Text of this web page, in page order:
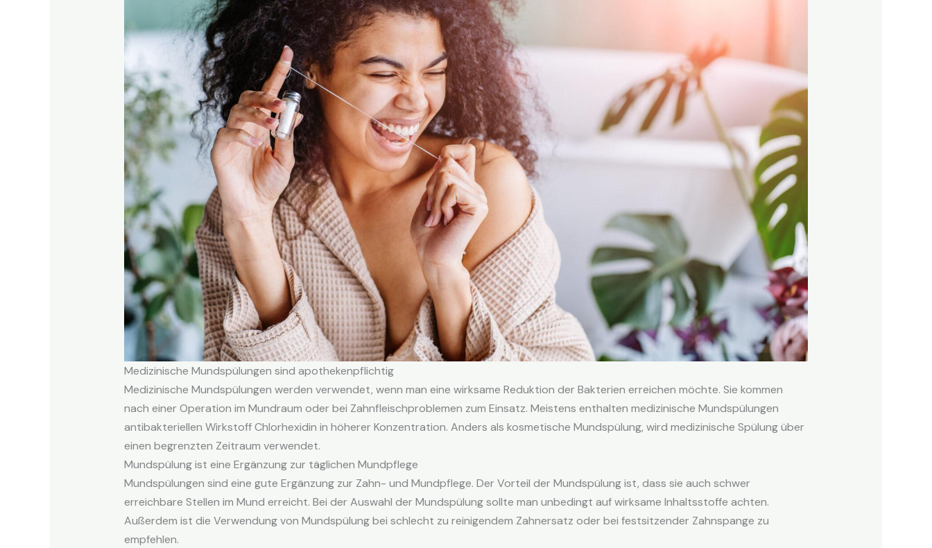
Medizinische Mundspülungen sind apothekenpflichtig
Medizinische Mundspülungen werden verwendet, wenn man eine wirksame Reduktion der Bakterien erreichen möchte. Sie kommen
nach einer Operation im Mundraum oder bei Zahnfleischproblemen zum Einsatz. Meistens enthalten medizinische Mundspülungen
antibakteriellen Wirkstoff Chlorhexidin in höherer Konzentration. Anders als kosmetische Mundspülung, wird medizinische Spülung über
einen begrenzten Zeitraum verwendet.
Mundspülung ist eine Ergänzung zur täglichen Mundpflege
Mundspülungen sind eine gute Ergänzung zur Zahn- und Mundpflege. Der Vorteil der Mundspülung ist, dass sie auch schwer
erreichbare Stellen im Mund erreicht. Bei der Auswahl der Mundspülung sollte man unbedingt auf wirksame Inhaltsstoffe achten.
Außerdem ist die Verwendung von Mundspülung bei schlecht zu reinigendem Zahnersatz oder bei festsitzender Zahnspange zu
empfehlen.